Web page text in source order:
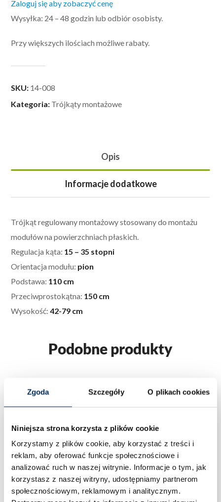
Zgoda Szczegóły O plikach cookies
Niniejsza strona korzysta z plików cookie
Korzystamy z plików cookie, aby korzystać z treści i
reklam, aby oferować funkcje społecznościowe i
analizować ruch w naszej witrynie. Informacje o tym, jak
korzystasz z naszej witryny, udostępniamy partnerom
społecznościowym, reklamowym i analitycznym.
Zaloguj się aby zobaczyć cenę
Wysyłka: 24 – 48 godzin lub odbiór osobisty.
Przy większych ilościach możliwe rabaty.
SKU: 14-008
Kategoria: Trójkąty montażowe
Opis
Informacje dodatkowe
Trójkąt regulowany montażowy stosowany do montażu
modułów na powierzchniach płaskich.
Regulacja kąta: 15 – 35 stopni
Orientacja modułu: pion
Podstawa: 110 cm
Przeciwprostokątna: 150 cm
Wysokość:42-79 cm
Podobne produkty